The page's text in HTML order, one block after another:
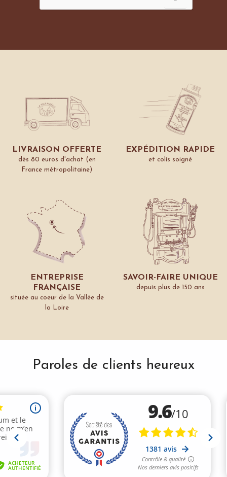
LIVRAISON OFFERTE
dès 80 euros d'achat (en
France métropolitaine)
EXPÉDITION RAPIDE
et colis soigné
ENTREPRISE
FRANÇAISE
située au coeur de la Vallée de
la Loire
SAVOIR-FAIRE UNIQUE
depuis plus de 150 ans
Paroles de clients heureux